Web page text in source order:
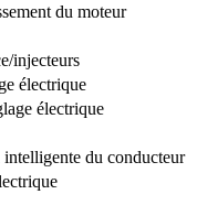
du moteur
injecteurs
électrique
électrique
intelligente du conducteur